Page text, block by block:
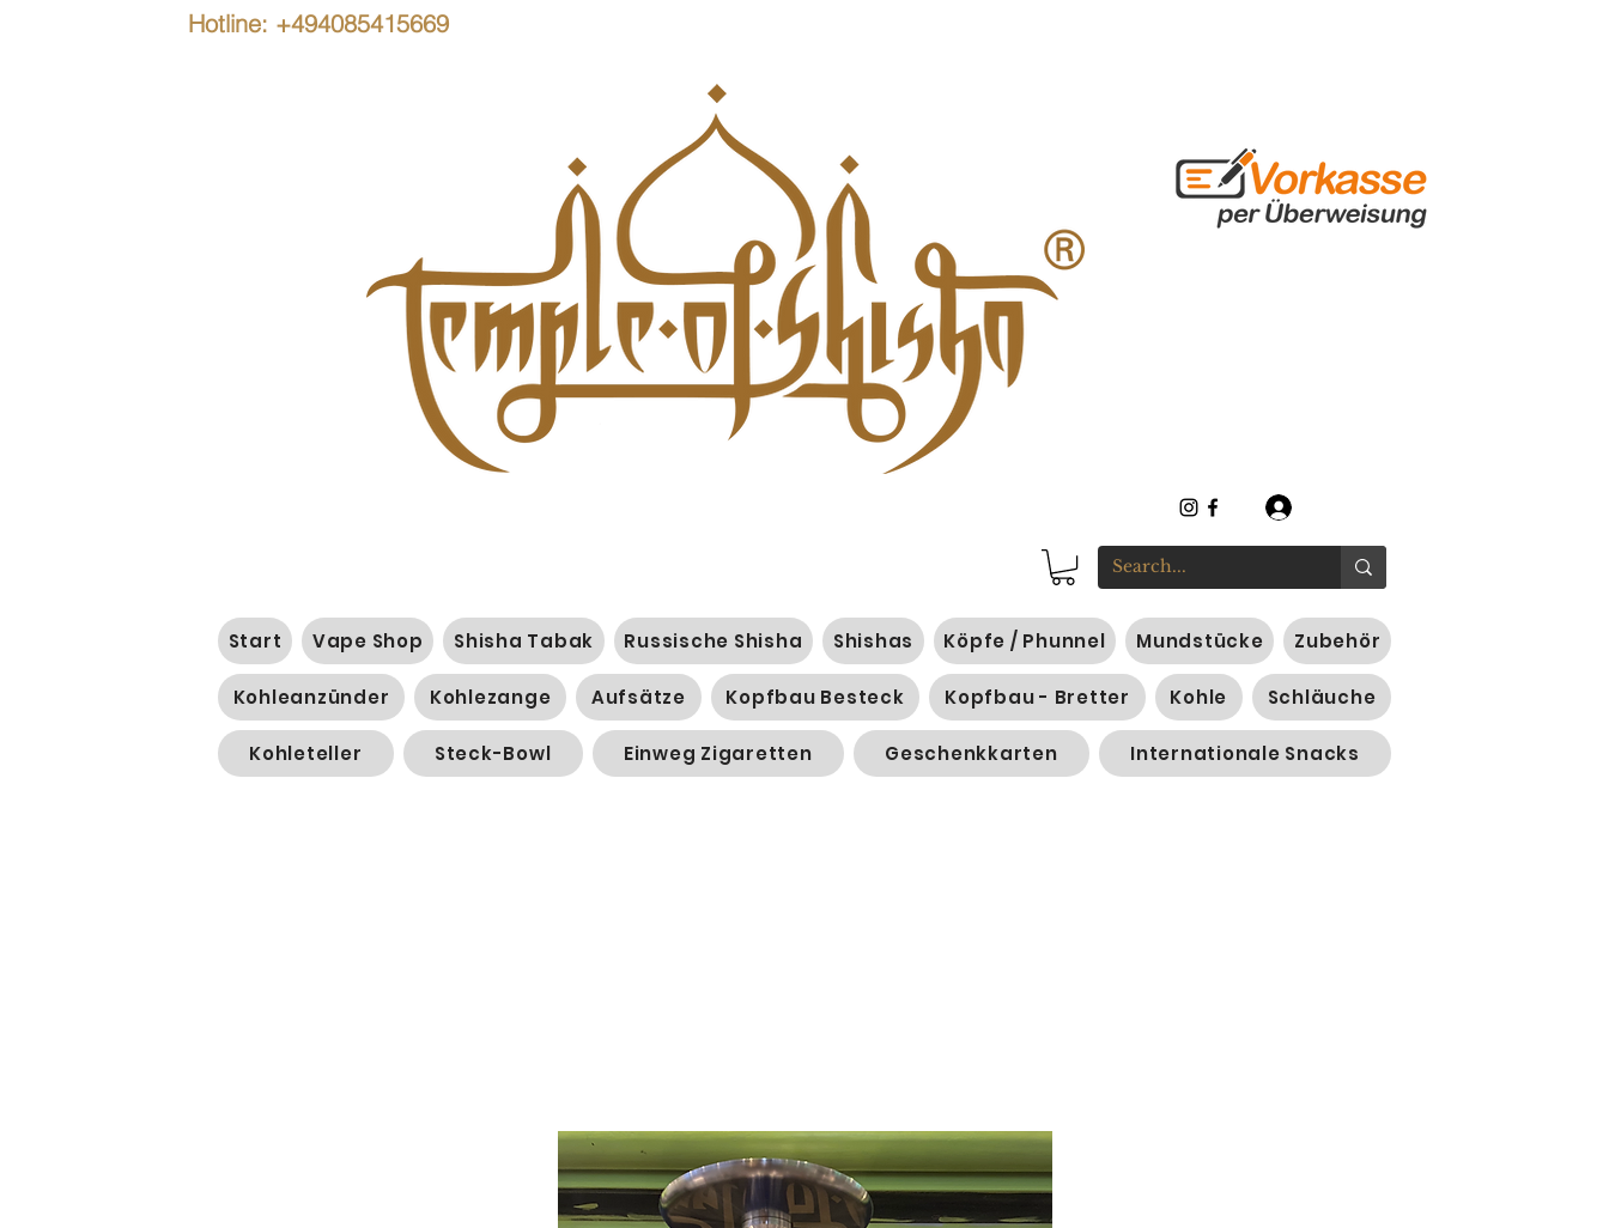
Hotline: +494085415669
Start Vape Shop Shisha Tabak Russische Shisha Shishas Köpfe / Phunnel Mundstücke Zubehör
Kohleanzünder Kohlezange Aufsätze Kopfbau Besteck Kopfbau - Bretter Kohle Schläuche
Kohleteller Steck-Bowl Einweg Zigaretten Geschenkkarten Internationale Snacks